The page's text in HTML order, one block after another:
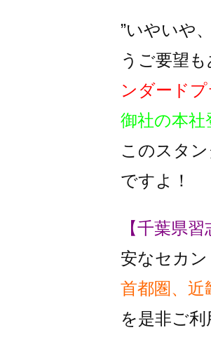
”いやいや
うご要望
ンダードプ
御社の本
このスタ
ですよ！
【千葉県習
安なセカン
首都圏、近
を是非ご利